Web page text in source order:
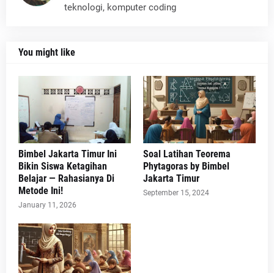
teknologi, komputer coding
You might like
Bimbel Jakarta Timur Ini
Bikin Siswa Ketagihan
Belajar — Rahasianya Di
Metode Ini!
January 11, 2026
Soal Latihan Teorema
Phytagoras by Bimbel
Jakarta Timur
September 15, 2024